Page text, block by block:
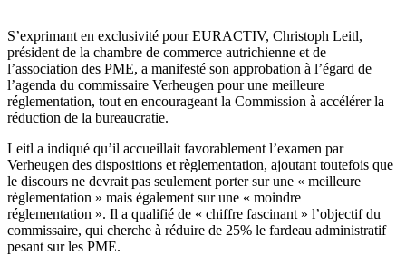
S’exprimant en exclusivité pour EURACTIV, Christoph Leitl,
président de la chambre de commerce autrichienne et de
l’association des PME, a manifesté son approbation à l’égard de
l’agenda du commissaire Verheugen pour une meilleure
réglementation, tout en encourageant la Commission à accélérer la
réduction de la bureaucratie.
Leitl a indiqué qu’il accueillait favorablement l’examen par
Verheugen des dispositions et règlementation, ajoutant toutefois que
le discours ne devrait pas seulement porter sur une « meilleure
règlementation » mais également sur une « moindre
réglementation ». Il a qualifié de « chiffre fascinant » l’objectif du
commissaire, qui cherche à réduire de 25% le fardeau administratif
pesant sur les PME.